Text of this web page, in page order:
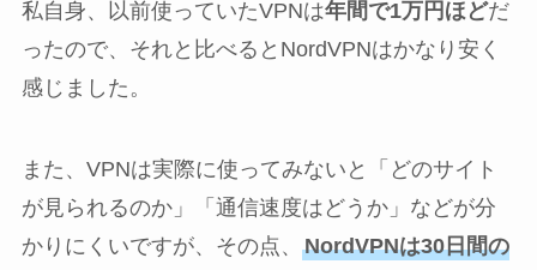
私自身、以前使っていたVPNは年間で1万円ほどだ
ったので、それと比べるとNordVPNはかなり安く
感じました。
また、VPNは実際に使ってみないと「どのサイト
が見られるのか」「通信速度はどうか」などが分
かりにくいですが、その点、 NordVPNは30日間の